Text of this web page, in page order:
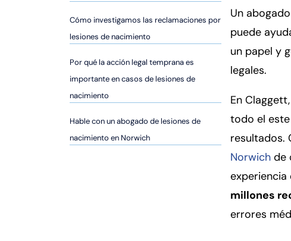
al
Inj
y
d
e
o
n
Cómo investigamos las reclamaciones por
lesiones de nacimiento
Por qué la acción legal temprana es
importante en casos de lesiones de
nacimiento
Hable con un abogado de lesiones de
nacimiento en Norwich
Un
puede
un papel y
legales.
En
todo el
resultados.
Norwich de
millones
errores